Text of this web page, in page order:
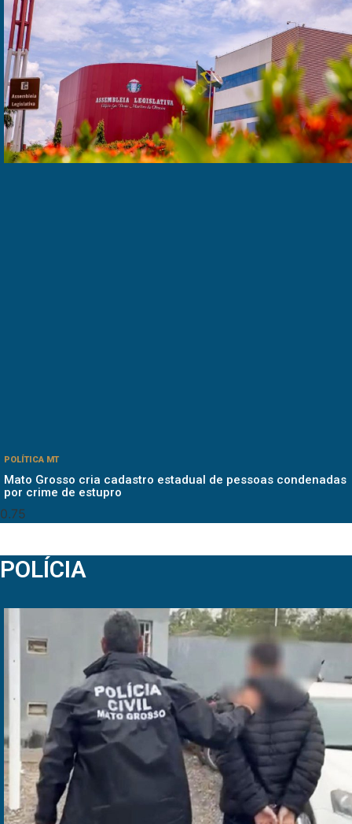
POLÍTICA MT
Mato Grosso cria cadastro estadual de pessoas condenadas
por crime de estupro
POLÍCIA